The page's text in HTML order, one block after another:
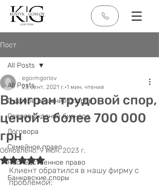
Пост
All Posts
Судовое решение споров
Сопровождение бизнеса
Договора
Семейное право
Наследственное право
Банковские споры
All Posts
Выигран трудовой спор,
ценой в более 700 000
грн
egormgorlov
23 сент. 2021 г. 1 мин. чтения
Обновлено:9 июн. 2023 г.
Оценка: не число из 5 звезд.
Клиент обратился в нашу фирму с
проблемой: